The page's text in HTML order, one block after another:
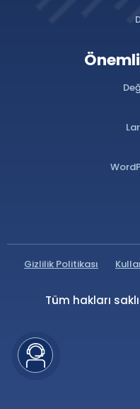
Gizlilik Politikası
Tüm hakları